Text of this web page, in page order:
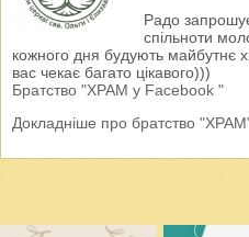
Радо
спільноти
кожного дня будують майбутнє
вас чекає багато цікавого)))
Братство "ХРАМ у Facebook "
Докладніше про братство